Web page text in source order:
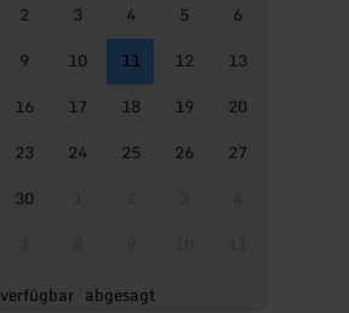
2 3 4 5
6
9 10 11 12
13
16 17 18 19
20
23 24 25 26
27
30
verfügbar abgesagt